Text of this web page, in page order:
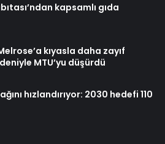
kapsamlı gıda
kıyasla daha zayıf
MTU’yu düşürdü
hızlandırıyor: 2030 hedefi 110